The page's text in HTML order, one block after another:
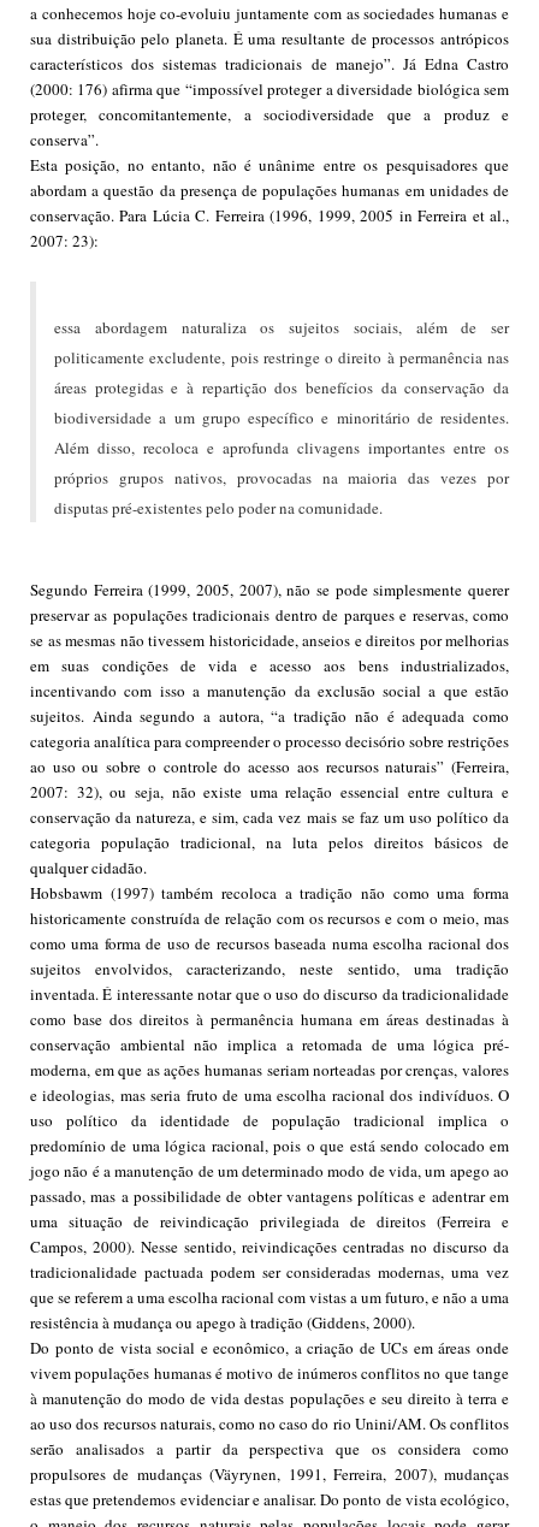
a conhecemos hoje co-evoluiu juntamente com as sociedades humanas e
sua distribuição pelo planeta. É uma resultante de processos antrópicos
característicos dos sistemas tradicionais de manejo”. Já Edna Castro
(2000: 176) afirma que “impossível proteger a diversidade biológica sem
proteger, concomitantemente, a sociodiversidade que a produz e
conserva”.
Esta posição, no entanto, não é unânime entre os pesquisadores que
abordam a questão da presença de populações humanas em unidades de
conservação. Para Lúcia C. Ferreira (1996, 1999, 2005 in Ferreira et al.,
2007: 23):
essa abordagem naturaliza os sujeitos sociais, além de ser
politicamente excludente, pois restringe o direito à permanência nas
áreas protegidas e à repartição dos benefícios da conservação da
biodiversidade a um grupo específico e minoritário de residentes.
Além disso, recoloca e aprofunda clivagens importantes entre os
próprios grupos nativos, provocadas na maioria das vezes por
disputas pré-existentes pelo poder na comunidade.
Segundo Ferreira (1999, 2005, 2007), não se pode simplesmente querer
preservar as populações tradicionais dentro de parques e reservas, como
se as mesmas não tivessem historicidade, anseios e direitos por melhorias
em suas condições de vida e acesso aos bens industrializados,
incentivando com isso a manutenção da exclusão social a que estão
sujeitos. Ainda segundo a autora, “a tradição não é adequada como
categoria analítica para compreender o processo decisório sobre restrições
ao uso ou sobre o controle do acesso aos recursos naturais” (Ferreira,
2007: 32), ou seja, não existe uma relação essencial entre cultura e
conservação da natureza, e sim, cada vez mais se faz um uso político da
categoria população tradicional, na luta pelos direitos básicos de
qualquer cidadão.
Hobsbawm (1997) também recoloca a tradição não como uma forma
historicamente construída de relação com os recursos e com o meio, mas
como uma forma de uso de recursos baseada numa escolha racional dos
sujeitos envolvidos, caracterizando, neste sentido, uma tradição
inventada. É interessante notar que o uso do discurso da tradicionalidade
como base dos direitos à permanência humana em áreas destinadas à
conservação ambiental não implica a retomada de uma lógica pré-
moderna, em que as ações humanas seriam norteadas por crenças, valores
e ideologias, mas seria fruto de uma escolha racional dos indivíduos. O
uso político da identidade de população tradicional implica o
predomínio de uma lógica racional, pois o que está sendo colocado em
jogo não é a manutenção de um determinado modo de vida, um apego ao
passado, mas a possibilidade de obter vantagens políticas e adentrar em
uma situação de reivindicação privilegiada de direitos (Ferreira e
Campos, 2000). Nesse sentido, reivindicações centradas no discurso da
tradicionalidade pactuada podem ser consideradas modernas, uma vez
que se referem a uma escolha racional com vistas a um futuro, e não a uma
resistência à mudança ou apego à tradição (Giddens, 2000).
Do ponto de vista social e econômico, a criação de UCs em áreas onde
vivem populações humanas é motivo de inúmeros conflitos no que tange
à manutenção do modo de vida destas populações e seu direito à terra e
ao uso dos recursos naturais, como no caso do rio Unini/AM. Os conflitos
serão analisados a partir da perspectiva que os considera como
propulsores de mudanças (Väyrynen, 1991, Ferreira, 2007), mudanças
estas que pretendemos evidenciar e analisar. Do ponto de vista ecológico,